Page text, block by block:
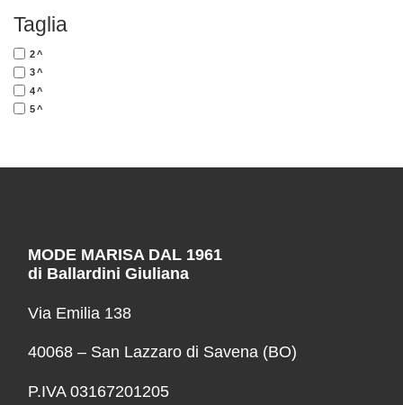
Taglia
2^
3^
4^
5^
MODE MARISA DAL 1961
di Ballardini Giuliana
Via Emilia 138
40068 – San Lazzaro di Savena (BO)
P.IVA 03167201205